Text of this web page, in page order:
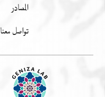
المصادر
تواصل معنا